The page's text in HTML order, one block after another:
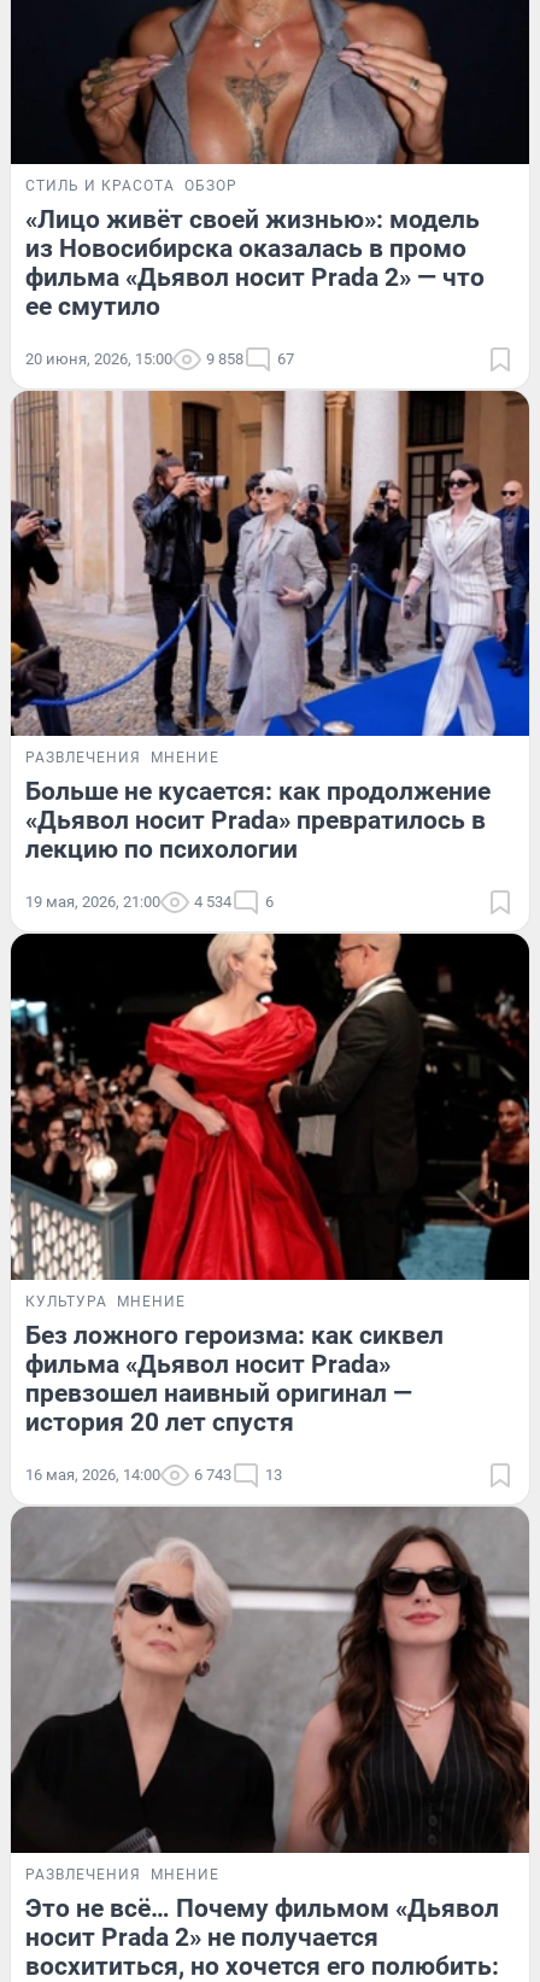
СТИЛЬ И КРАСОТА ОБЗОР
«Лицо живёт своей жизнью»: модель
из Новосибирска оказалась в промо
фильма «Дьявол носит Prada 2» — что
ее смутило
20 июня, 2026, 15:00 9 858 67
РАЗВЛЕЧЕНИЯ МНЕНИЕ
Больше не кусается: как продолжение
«Дьявол носит Prada» превратилось в
лекцию по психологии
19 мая, 2026, 21:00 4 534 6
КУЛЬТУРА МНЕНИЕ
Без ложного героизма: как сиквел
фильма «Дьявол носит Prada»
превзошел наивный оригинал —
история 20 лет спустя
16 мая, 2026, 14:00 6 743 13
РАЗВЛЕЧЕНИЯ МНЕНИЕ
Это не всё… Почему фильмом «Дьявол
носит Prada 2» не получается
восхититься, но хочется его полюбить: